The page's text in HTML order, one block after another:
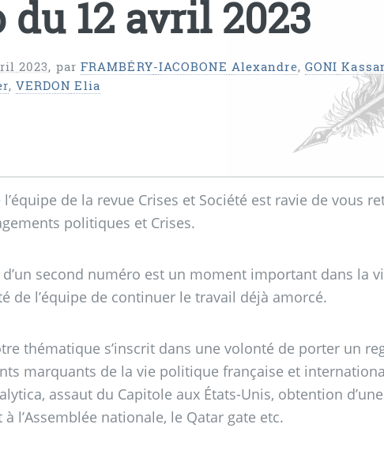
du 12 avril 2023
2023, par FRAMBÉRY-IACOBONE Alexandre, GONI
, VERDON Elia
l’équipe de la revue Crises et Société est ravie de vous
politiques et Crises.
second numéro est un moment important dans la
de l’équipe de continuer le travail déjà amorcé.
thématique s’inscrit dans une volonté de porter un
marquants de la vie politique française et
assaut du Capitole aux États-Unis, obtention
l’Assemblée nationale, le Qatar gate etc.